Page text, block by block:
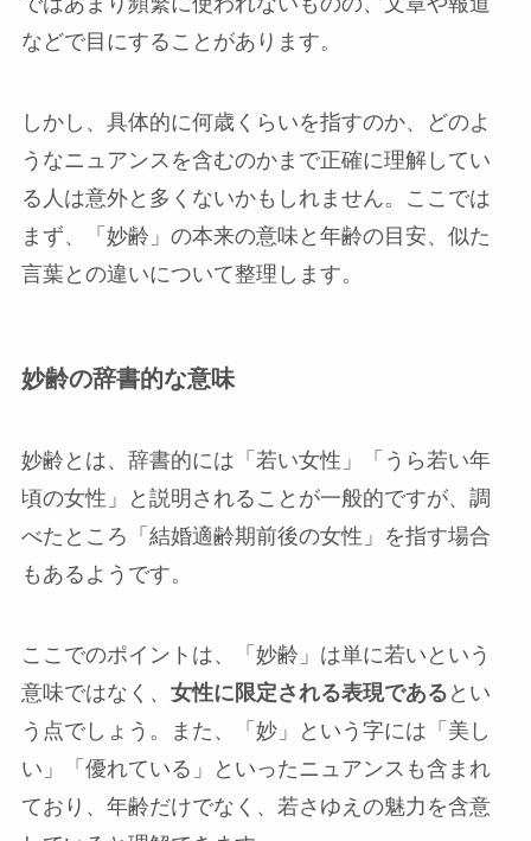
などで目にすることがあります。
しかし、具体的に何歳くらいを指すのか、どのよ
うなニュアンスを含むのかまで正確に理解してい
る人は意外と多くないかもしれません。ここでは
まず、「妙齢」の本来の意味と年齢の目安、似た
言葉との違いについて整理します。
妙齢の辞書的な意味
妙齢とは、辞書的には「若い女性」「うら若い年
頃の女性」と説明されることが一般的ですが、調
べたところ「結婚適齢期前後の女性」を指す場合
もあるようです。
ここでのポイントは、「妙齢」は単に若いという
意味ではなく、 女性に限定される表現である とい
う点でしょう。また、「妙」という字には「美し
い」「優れている」といったニュアンスも含まれ
ており、年齢だけでなく、若さゆえの魅力を含意